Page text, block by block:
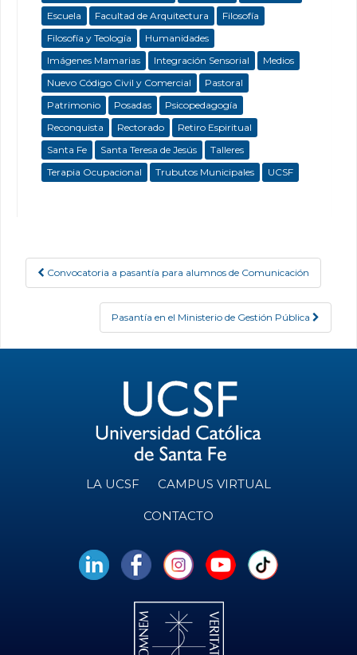
Escuela
Facultad de Arquitectura
Filosofía
Filosofía y Teología
Humanidades
Imágenes Mamarias
Integración Sensorial
Medios
Nuevo Código Civil y Comercial
Pastoral
Patrimonio
Posadas
Psicopedagogía
Reconquista
Rectorado
Retiro Espiritual
Santa Fe
Santa Teresa de Jesús
Talleres
Terapia Ocupacional
Trubutos Municipales UCSF
Post navigation
Convocatoria a pasantía para alumnos de Comunicación
Pasantía en el Ministerio de Gestión Pública
LA UCSF CAMPUS VIRTUAL
CONTACTO